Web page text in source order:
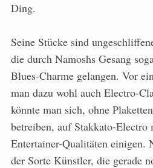
Ding.
Seine Stücke sind
die durch Namoshs Gesang
Blues-Charme gelangen. Vor
man dazu wohl auch Electro-
könnte man sich, ohne
betreiben, auf Stakkato-Electro
Entertainer-Qualitäten einigen.
der Sorte Künstler, die gerade